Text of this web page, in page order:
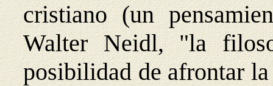
cristiano (un
Walter Neidl, "la
posibilidad de afrontar